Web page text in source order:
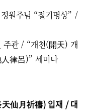
원주님 “절기명상” /
주관 / “개천(開天) 개
律呂)” 세미나
仙月祈禱) 입재 / 대